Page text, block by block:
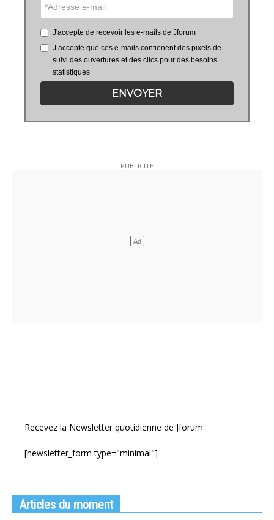
J'accepte de recevoir les e-mails de Jforum
J’accepte que ces e-mails contienent des pixels de
suivi des ouvertures et des clics pour des besoins
statistiques
ENVOYER
Recevez la Newsletter quotidienne de Jforum
[newsletter_form type="minimal"]
Articles du moment